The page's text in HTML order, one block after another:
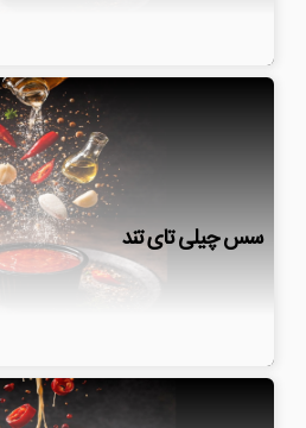
سس چیلی تای تند